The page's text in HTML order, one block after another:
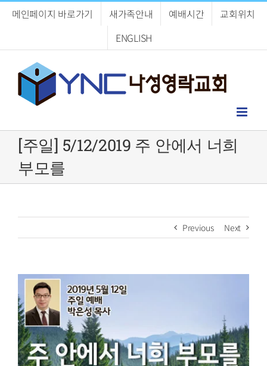
메인페이지 바로가기 새가족안내 예배시간
교회위치
ENGLISH
[주일] 5/12/2019 주 안에서 너희
부모를
Previous Next